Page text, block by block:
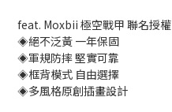
feat. Moxbii 極空戰甲 聯名授權
◈絕不泛黃 一年保固
◈軍規防摔 堅實可靠
◈框背模式 自由選擇
◈多風格原創插畫設計